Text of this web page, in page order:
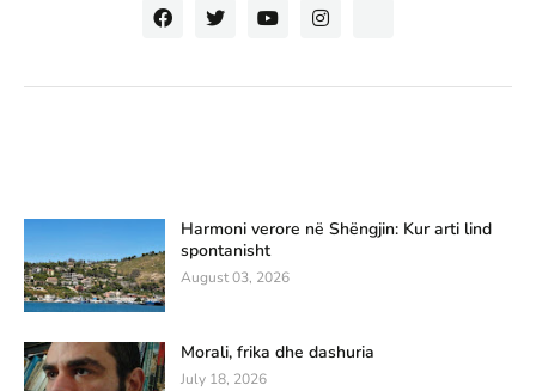
Harmoni verore në Shëngjin: Kur arti lind
spontanisht
August 03, 2026
Morali, frika dhe dashuria
July 18, 2026